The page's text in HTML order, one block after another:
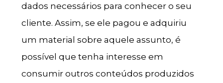
dados necessários para conhecer o seu
cliente. Assim, se ele pagou e adquiriu
um material sobre aquele assunto, é
possível que tenha interesse em
consumir outros conteúdos produzidos